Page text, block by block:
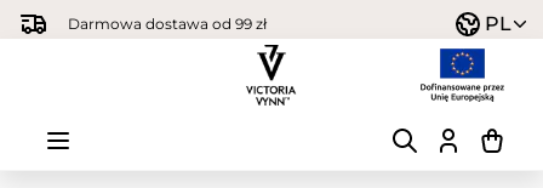
Przejdź do treści
Darmowa dostawa od 99 zł PL